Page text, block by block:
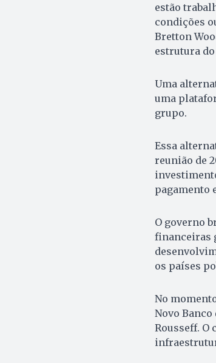
estão
condições
Bretton
estrutura
Uma
uma
grupo.
Essa
reunião de
pagamento
O governo
financeiras
os países
No
Novo
Rousseff. O